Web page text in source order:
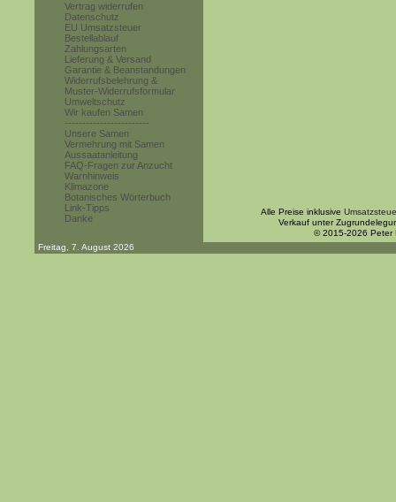
Vertrag widerrufen
Datenschutz
EU Umsatzsteuer
Bestellablauf
Zahlungsarten
Lieferung & Versand
Garantie & Beanstandungen
Widerrufsbelehrung &
Muster-Widerrufsformular
Umweltschutz
Wir kaufen Samen
------------------------
Unsere Samen
Vermehrung mit Samen
Aussaatanleitung
FAQ-Fragen zur Anzucht
Warnhinweis
Klimazone
Botanisches Wörterbuch
Link-Tipps
Danke
Alle Preise inklusive
Verkauf unter
© 2015-2026 Peter
Freitag, 7. August 2026